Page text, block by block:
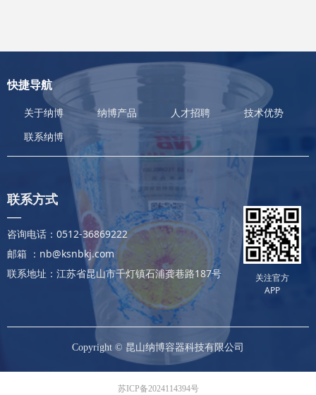
快捷导航
关于纳博 纳博产品 人才招聘 技术优势
联系纳博
Copyright © 昆山纳博容器科技有限公司
联系方式
—
咨询电话：0512-36869222
邮箱 ：nb@ksnbkj.com
联系地址：江苏省昆山市千灯镇石浦龚巷路187号
关注官方
APP
苏ICP备2024114394号